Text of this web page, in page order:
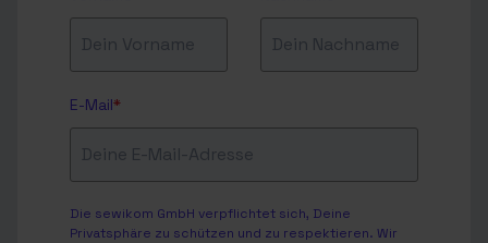
E-Mail*
Die sewikom GmbH verpflichtet sich, Deine
Privatsphäre zu schützen und zu respektieren. Wir